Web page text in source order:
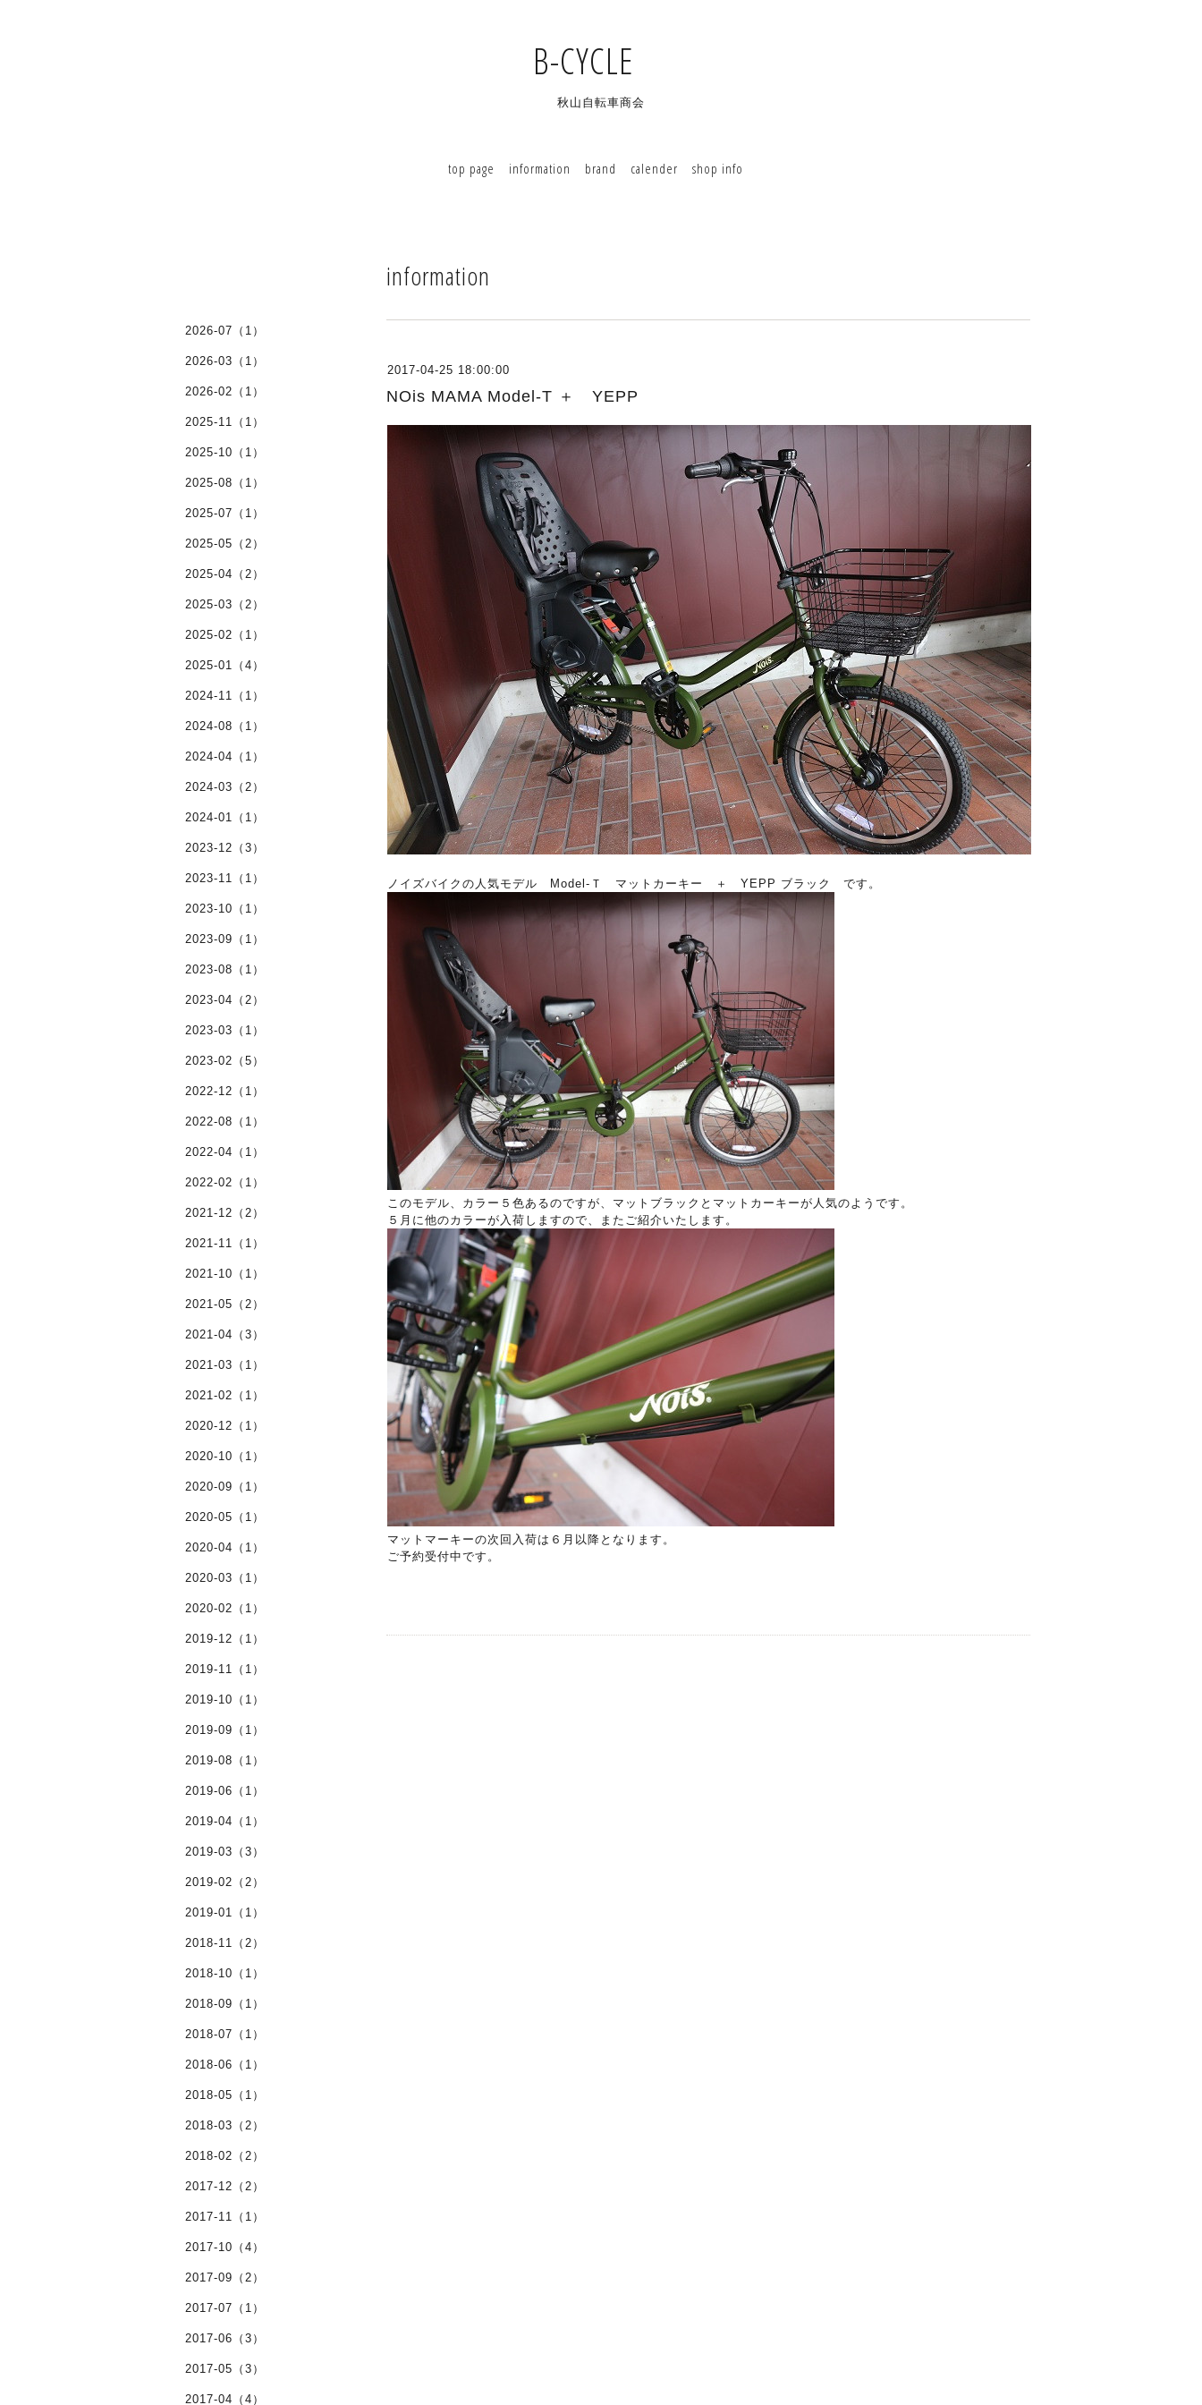
B-CYCLE
秋山自転車商会
top page information brand calender shop info
information
2017-04-25 18:00:00
NOis MAMA Model-T ＋ YEPP
ノイズバイクの人気モデル Model-Ｔ マットカーキー ＋ YEPP ブラック です。
このモデル、カラー５色あるのですが、マットブラックとマットカーキーが人気のようです。
５月に他のカラーが入荷しますので、またご紹介いたします。
マットマーキーの次回入荷は６月以降となります。
ご予約受付中です。
2026-07（1）
2026-03（1）
2026-02（1）
2025-11（1）
2025-10（1）
2025-08（1）
2025-07（1）
2025-05（2）
2025-04（2）
2025-03（2）
2025-02（1）
2025-01（4）
2024-11（1）
2024-08（1）
2024-04（1）
2024-03（2）
2024-01（1）
2023-12（3）
2023-11（1）
2023-10（1）
2023-09（1）
2023-08（1）
2023-04（2）
2023-03（1）
2023-02（5）
2022-12（1）
2022-08（1）
2022-04（1）
2022-02（1）
2021-12（2）
2021-11（1）
2021-10（1）
2021-05（2）
2021-04（3）
2021-03（1）
2021-02（1）
2020-12（1）
2020-10（1）
2020-09（1）
2020-05（1）
2020-04（1）
2020-03（1）
2020-02（1）
2019-12（1）
2019-11（1）
2019-10（1）
2019-09（1）
2019-08（1）
2019-06（1）
2019-04（1）
2019-03（3）
2019-02（2）
2019-01（1）
2018-11（2）
2018-10（1）
2018-09（1）
2018-07（1）
2018-06（1）
2018-05（1）
2018-03（2）
2018-02（2）
2017-12（2）
2017-11（1）
2017-10（4）
2017-09（2）
2017-07（1）
2017-06（3）
2017-05（3）
2017-04（4）